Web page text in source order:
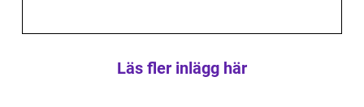
Läs fler inlägg här